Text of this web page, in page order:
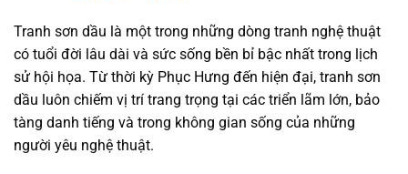
Tranh sơn dầu là một trong những dòng tranh nghệ thuật
có tuổi đời lâu dài và sức sống bền bỉ bậc nhất trong lịch
sử hội họa. Từ thời kỳ Phục Hưng đến hiện đại, tranh sơn
dầu luôn chiếm vị trí trang trọng tại các triển lãm lớn, bảo
tàng danh tiếng và trong không gian sống của những
người yêu nghệ thuật.